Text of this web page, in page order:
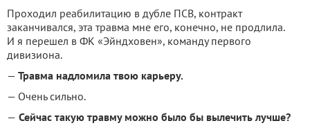
Проходил реабилитацию в дубле ПСВ, контракт
заканчивался, эта травма мне его, конечно, не продлила.
И я перешел в ФК «Эйндховен», команду первого
дивизиона.
— Травма надломила твою карьеру.
— Очень сильно.
— Сейчас такую травму можно было бы вылечить лучше?